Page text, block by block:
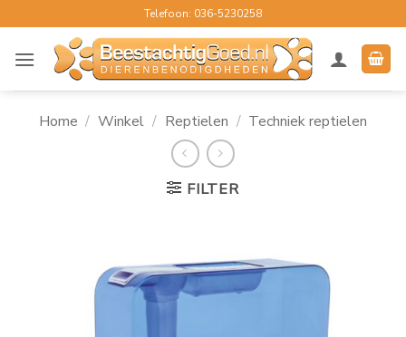
naar
inhoud
Telefoon: 036-5230258
Home / Winkel / Reptielen / Techniek reptielen
FILTER